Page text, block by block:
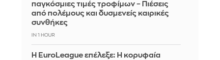
παγκόσμιες τιμές τροφίμων – Πιέσεις
από πολέμους και δυσμενείς καιρικές
συνθήκες
IN 1 HOUR
Η EuroLeague επέλεξε: Η κορυφαία